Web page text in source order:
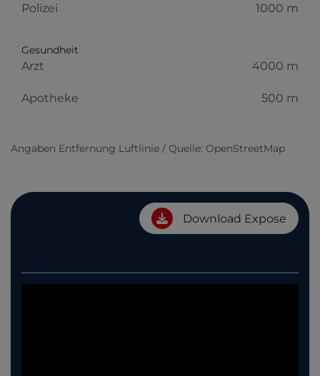
Polizei
1000 m
Gesundheit
Arzt 4000 m
Apotheke 500 m
Angaben Entfernung Luftlinie / Quelle: OpenStreetMap
Download Expose